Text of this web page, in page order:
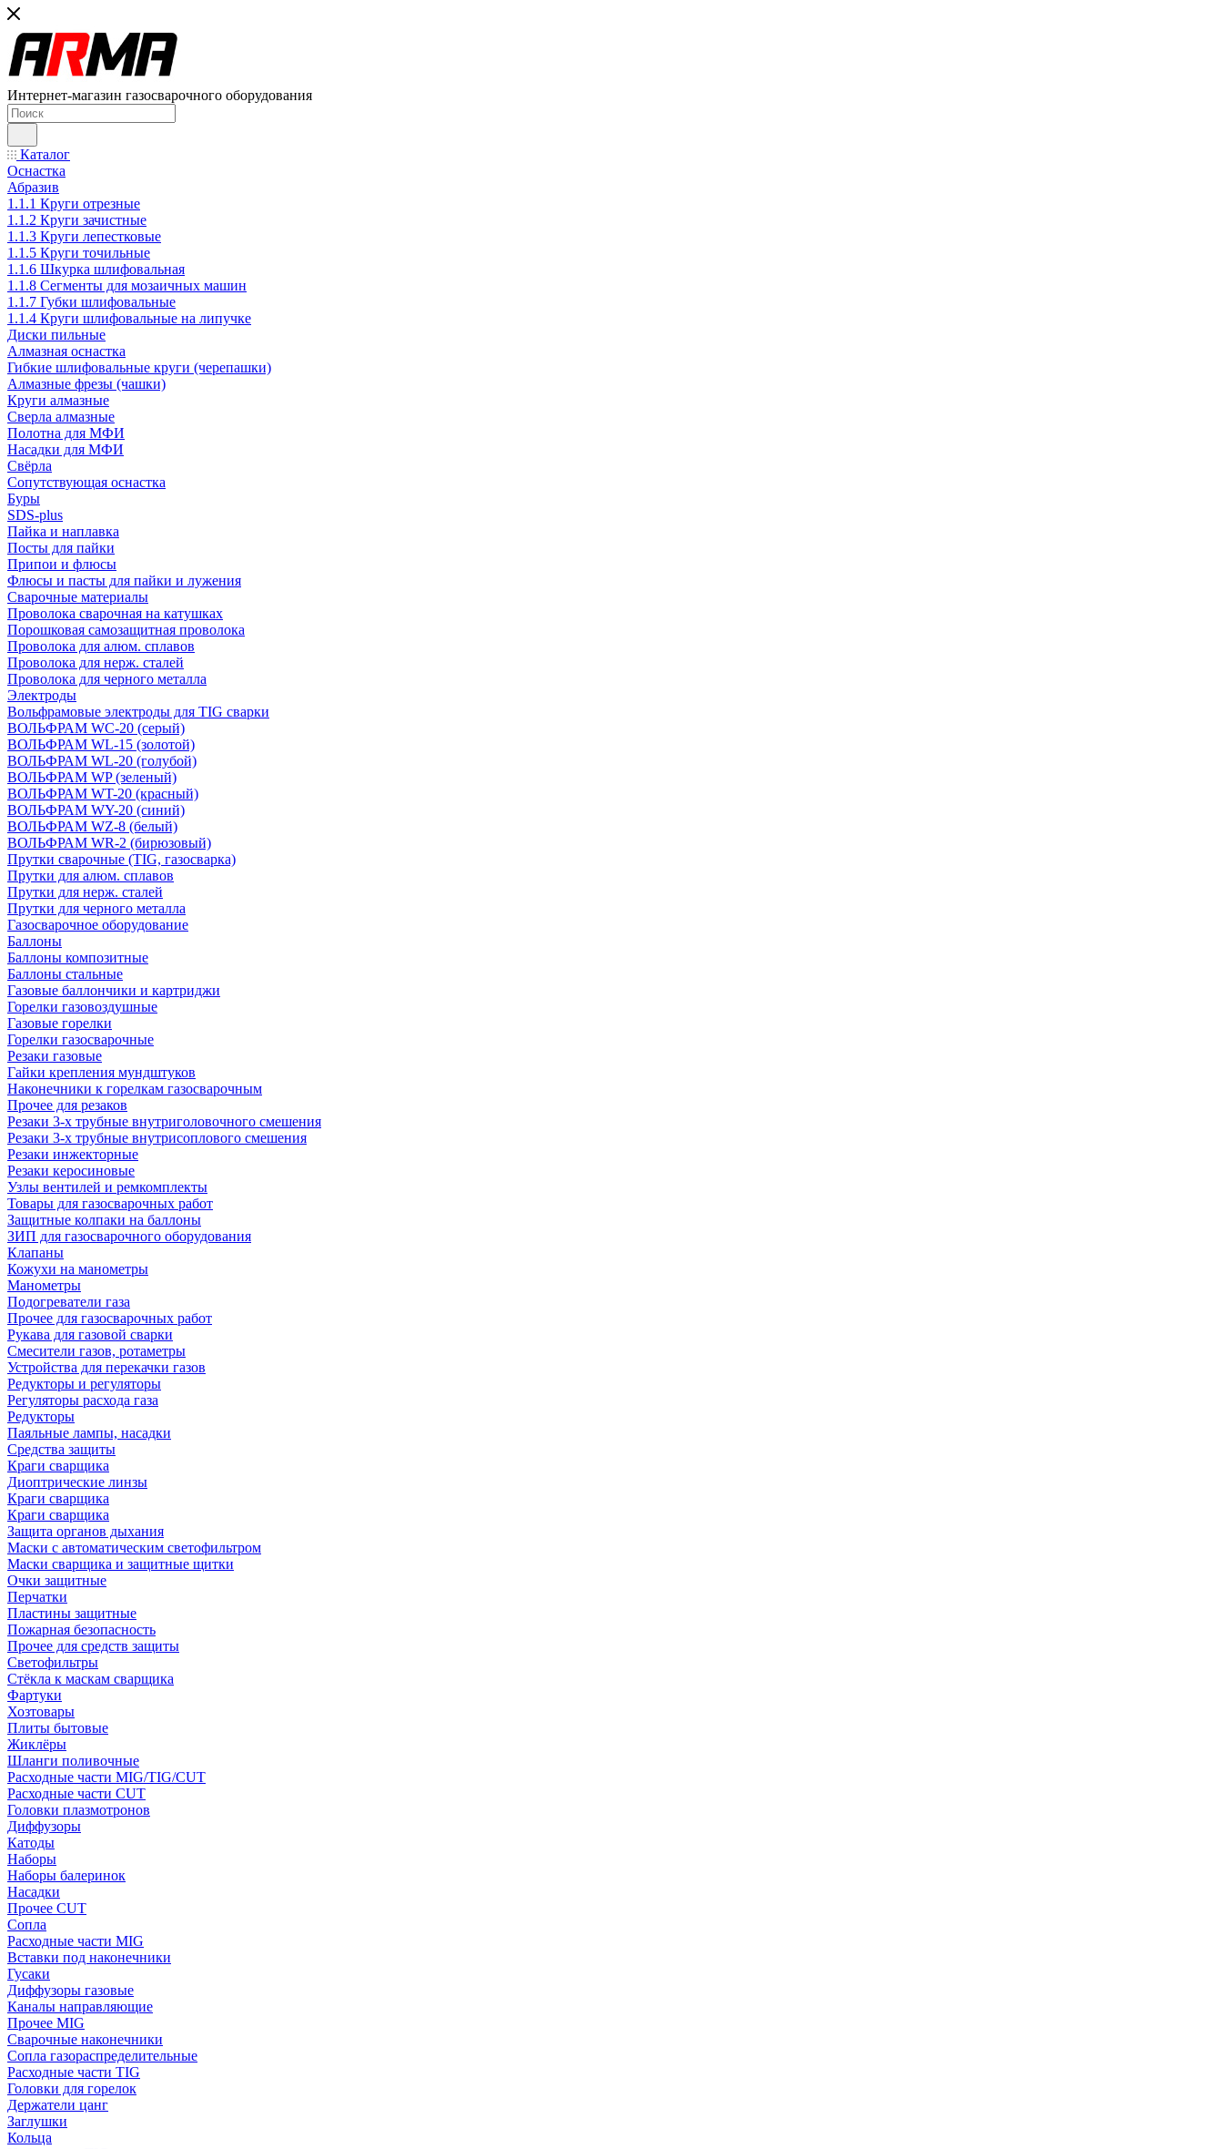
Интернет-магазин газосварочного оборудования
Каталог
Оснастка
Абразив
1.1.1 Круги отрезные
1.1.2 Круги зачистные
1.1.3 Круги лепестковые
1.1.5 Круги точильные
1.1.6 Шкурка шлифовальная
1.1.8 Сегменты для мозаичных машин
1.1.7 Губки шлифовальные
1.1.4 Круги шлифовальные на липучке
Диски пильные
Алмазная оснастка
Гибкие шлифовальные круги (черепашки)
Алмазные фрезы (чашки)
Круги алмазные
Сверла алмазные
Полотна для МФИ
Насадки для МФИ
Свёрла
Сопутствующая оснастка
Буры
SDS-plus
Пайка и наплавка
Посты для пайки
Припои и флюсы
Флюсы и пасты для пайки и лужения
Сварочные материалы
Проволока сварочная на катушках
Порошковая самозащитная проволока
Проволока для алюм. сплавов
Проволока для нерж. сталей
Проволока для черного металла
Электроды
Вольфрамовые электроды для TIG сварки
ВОЛЬФРАМ WC-20 (серый)
ВОЛЬФРАМ WL-15 (золотой)
ВОЛЬФРАМ WL-20 (голубой)
ВОЛЬФРАМ WP (зеленый)
ВОЛЬФРАМ WT-20 (красный)
ВОЛЬФРАМ WY-20 (синий)
ВОЛЬФРАМ WZ-8 (белый)
ВОЛЬФРАМ WR-2 (бирюзовый)
Прутки сварочные (TIG, газосварка)
Прутки для алюм. сплавов
Прутки для нерж. сталей
Прутки для черного металла
Газосварочное оборудование
Баллоны
Баллоны композитные
Баллоны стальные
Газовые баллончики и картриджи
Горелки газовоздушные
Газовые горелки
Горелки газосварочные
Резаки газовые
Гайки крепления мундштуков
Наконечники к горелкам газосварочным
Прочее для резаков
Резаки 3-х трубные внутриголовочного смешения
Резаки 3-х трубные внутрисоплового смешения
Резаки инжекторные
Резаки керосиновые
Узлы вентилей и ремкомплекты
Товары для газосварочных работ
Защитные колпаки на баллоны
ЗИП для газосварочного оборудования
Клапаны
Кожухи на манометры
Манометры
Подогреватели газа
Прочее для газосварочных работ
Рукава для газовой сварки
Смесители газов, ротаметры
Устройства для перекачки газов
Редукторы и регуляторы
Регуляторы расхода газа
Редукторы
Паяльные лампы, насадки
Средства защиты
Краги сварщика
Диоптрические линзы
Краги сварщика
Краги сварщика
Защита органов дыхания
Маски с автоматическим светофильтром
Маски сварщика и защитные щитки
Очки защитные
Перчатки
Пластины защитные
Пожарная безопасность
Прочее для средств защиты
Светофильтры
Стёкла к маскам сварщика
Фартуки
Хозтовары
Плиты бытовые
Жиклёры
Шланги поливочные
Расходные части MIG/TIG/CUT
Расходные части CUT
Головки плазмотронов
Диффузоры
Катоды
Наборы
Наборы балеринок
Насадки
Прочее CUT
Сопла
Расходные части MIG
Вставки под наконечники
Гусаки
Диффузоры газовые
Каналы направляющие
Прочее MIG
Сварочные наконечники
Сопла газораспределительные
Расходные части TIG
Головки для горелок
Держатели цанг
Заглушки
Кольца